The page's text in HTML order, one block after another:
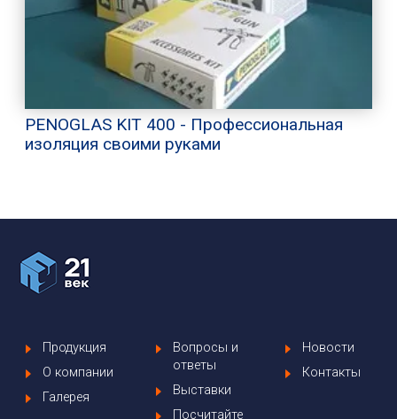
PENOGLAS KIT 400 - Профессиональная
изоляция своими руками
Продукция
О компании
Галерея
Вопросы и
ответы
Выставки
Посчитайте
Новости
Контакты